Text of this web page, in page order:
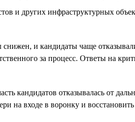
и других инфраструктурных
и кандидаты чаще
за процесс. Ответы на
кандидатов отказывалась от
на входе в воронку и